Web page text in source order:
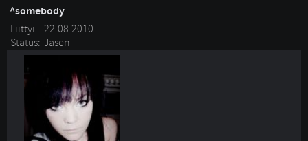
^somebody
Liittyi: 22.08.2010
Status: Jäsen